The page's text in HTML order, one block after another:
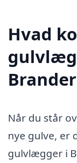
Hvad
Når du står
nye gulve, er
gulvlægger i